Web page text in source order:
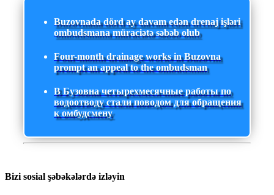
Buzovnada dörd ay davam edən drenaj işləri
ombudsmana müraciətə səbəb olub
Four-month drainage works in Buzovna
prompt an appeal to the ombudsman
В Бузовна четырехмесячные работы по
водоотводу стали поводом для обращения
к омбудсмену
Bizi sosial şəbəkələrdə izləyin